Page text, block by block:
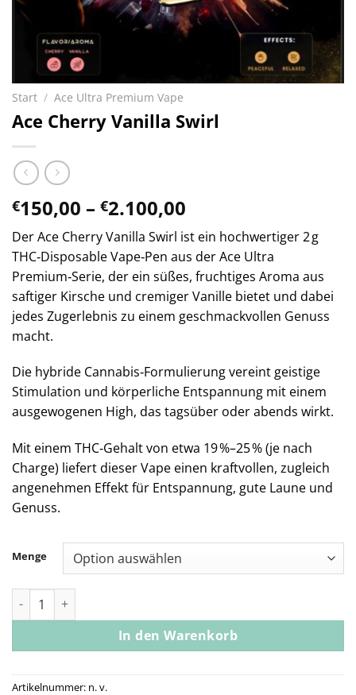
Start / Ace Ultra Premium Vape
Ace Cherry Vanilla Swirl
€150,00 – €2.100,00
€150,00
bis
€2.100,00
Der Ace Cherry Vanilla Swirl ist ein hochwertiger 2 g
THC‑Disposable Vape‑Pen aus der Ace Ultra
Premium‑Serie, der ein süßes, fruchtiges Aroma aus
saftiger Kirsche und cremiger Vanille bietet und dabei
jedes Zugerlebnis zu einem geschmackvollen Genuss
macht.
Die hybride Cannabis‑Formulierung vereint geistige
Stimulation und körperliche Entspannung mit einem
ausgewogenen High, das tagsüber oder abends wirkt.
Mit einem THC‑Gehalt von etwa 19 %–25 % (je nach
Charge) liefert dieser Vape einen kraftvollen, zugleich
angenehmen Effekt für Entspannung, gute Laune und
Genuss.
Menge
Ace Cherry Vanilla Swirl Menge
In den Warenkorb
Artikelnummer: n. v.